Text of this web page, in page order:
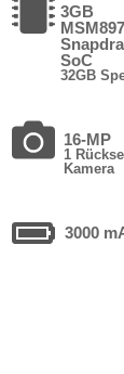
3GB
SoC
32GB
16-MP
1
Kamera
3000